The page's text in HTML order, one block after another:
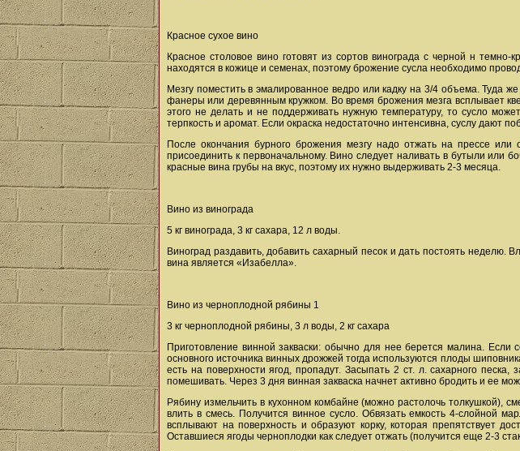
Красное сухое вино
Красное столовое вино готовят из сортов винограда с черной н
находятся в кожице и семенах, поэтому брожение сусла необходимо
Мезгу поместить в эмалированное ведро или кадку на 3/4 объема. Туда
фанеры или деревянным кружком. Во время брожения мезга всплывает
этого не делать и не поддерживать нужную температуру, то сусло
терпкость и аромат. Если окраска недостаточно интенсивна, суслу дают
После окончания бурного брожения мезгу надо отжать на прессе
присоединить к первоначальному. Вино следует наливать в бутыли
красные вина грубы на вкус, поэтому их нужно выдерживать 2-3 месяца.
Вино из винограда
5 кг винограда, 3 кг сахара, 12 л воды.
Виноград раздавить, добавить сахарный песок и дать постоять неделю.
вина является «Изабелла».
Вино из черноплодной рябины 1
3 кг черноплодной рябины, 3 л воды, 2 кг сахара
Приготовление винной закваски: обычно для нее берется малина.
основного источника винных дрожжей тогда используются плоды
есть на поверхности ягод, пропадут. Засыпать 2 ст. л. сахарного
помешивать. Через 3 дня винная закваска начнет активно бродить и ее
Рябину измельчить в кухонном комбайне (можно растолочь толкушкой),
влить в смесь. Получится винное сусло. Обвязать емкость 4-слойной
всплывают на поверхность и образуют корку, которая препятствует
Оставшиеся ягоды черноплодки как следует отжать (получится еще 2-3